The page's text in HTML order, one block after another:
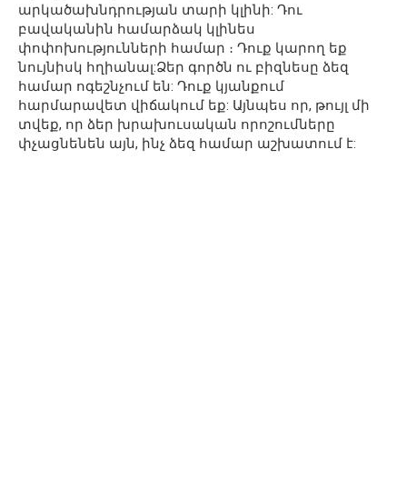
արկածախնդրության տարի կլինի: Դու
բավականին համարձակ կլինես
փոփոխությունների համար ։ Դուք կարող եք
նույնիսկ հղիանալ:Ձեր գործն ու բիզնեսը ձեզ
համար ոգեշնչում են: Դուք կյանքում
հարմարավետ վիճակում եք: Այնպես որ, թույլ մի
տվեք, որ ձեր խրախուսական որոշումները
փչացնենեն այն, ինչ ձեզ համար աշխատում է: